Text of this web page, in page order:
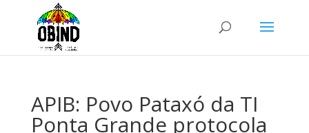
APIB: Povo Pataxó da TI
Ponta Grande protocola